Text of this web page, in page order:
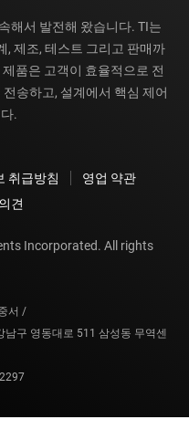
해서 발전해 왔습니다. TI는
, 제조, 테스트 그리고 판매까
품은 고객이 효율적으로 전
송하고, 설계에서 핵심 제어
.
취급방침
영업 약관
견
Incorporated. All rights
서 /
구 영동대로 511 삼성동 무역센